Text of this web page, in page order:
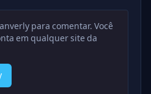
para comentar. Você
em qualquer site da